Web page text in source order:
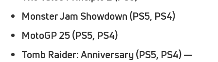
Monster Jam Showdown (PS5, PS4)
MotoGP 25 (PS5, PS4)
Tomb Raider: Anniversary (PS5, PS4) —